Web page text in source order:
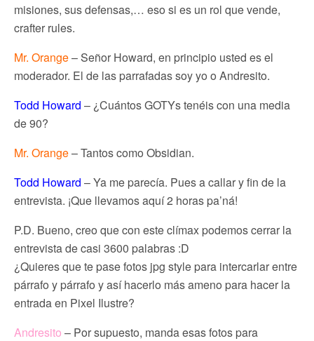
misiones, sus defensas,… eso si es un rol que vende,
crafter rules.
Mr. Orange– Señor Howard, en principio usted es el
moderador. El de las parrafadas soy yo o Andresito.
Todd Howard – ¿Cuántos GOTYs tenéis con una media
de 90?
Mr. Orange– Tantos como Obsidian.
Todd Howard – Ya me parecía. Pues a callar y fin de la
entrevista. ¡Que llevamos aquí 2 horas pa’ná!
P.D. Bueno, creo que con este clímax podemos cerrar la
entrevista de casi 3600 palabras :D
¿Quieres que te pase fotos jpg style para intercarlar entre
párrafo y párrafo y así hacerlo más ameno para hacer la
entrada en Pixel Ilustre?
Andresito – Por supuesto, manda esas fotos para